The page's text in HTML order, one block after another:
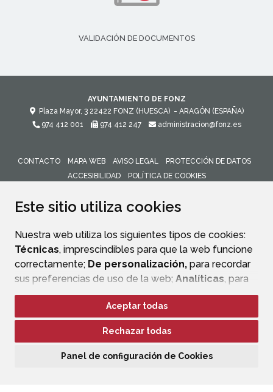
Este sitio utiliza cookies
Nuestra web utiliza los siguientes tipos de cookies:
Técnicas, imprescindibles para que la web funcione
correctamente; De personalización, para recordar
sus preferencias de uso de la web; Analíticas, para
mejorar el funcionamiento de la web y sus servicios.
Si acepta pulsando el botón“Aceptar todas”
consideramos que acepta su uso. Si pulsa el botón
ninguna acción, se guardarán las cookies técnicas
Aceptar todas
Rechazar todas
Panel de configuración de Cookies
VALIDACIÓN DE DOCUMENTOS
AYUNTAMIENTO DE FONZ
Plaza Mayor, 3 22422 FONZ (HUESCA) - ARAGÓN (ESPAÑA)
974 412 001
974 412 247 administracion@fonz.es
CONTACTO MAPA WEB AVISO LEGAL
PROTECCIÓN DE DATOS
ACCESIBILIDAD
POLÍTICA DE COOKIES